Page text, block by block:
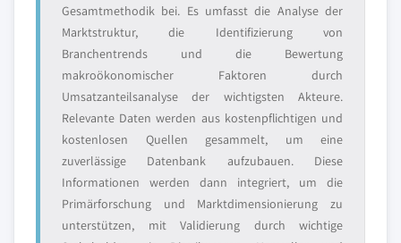
Gesamtmethodik bei. Es umfasst die Analyse der
Marktstruktur, die Identifizierung von
Branchentrends und die Bewertung
makroökonomischer Faktoren durch
Umsatzanteilsanalyse der wichtigsten Akteure.
Relevante Daten werden aus kostenpflichtigen und
kostenlosen Quellen gesammelt, um eine
zuverlässige Datenbank aufzubauen. Diese
Informationen werden dann integriert, um die
Primärforschung und Marktdimensionierung zu
unterstützen, mit Validierung durch wichtige